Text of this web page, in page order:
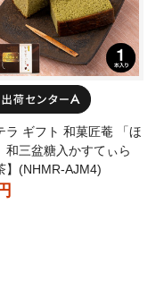
ラ ギフト 和菓匠菴 「ほ
和三盆糖入かすてぃら
】(NHMR-AJM4)